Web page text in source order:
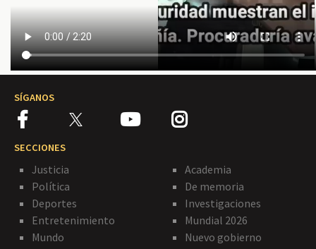
SÍGANOS
SECCIONES
Justicia
Política
Deportes
Entretenimiento
Mundo
Academia
De memoria
Investigaciones
Mundial 2026
Nuevo gobierno